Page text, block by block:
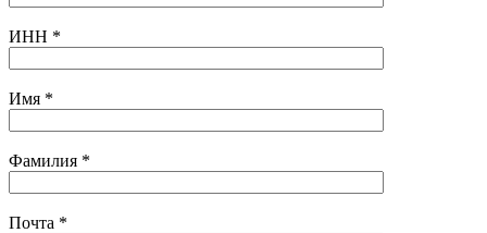
ИНН *
Имя *
Фамилия *
Почта *